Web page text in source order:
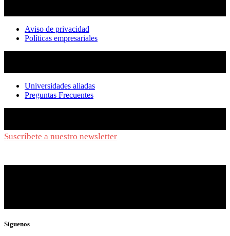
Aviso de privacidad
Políticas empresariales
Universidades aliadas
Preguntas Frecuentes
Suscríbete a nuestro newsletter
Síguenos